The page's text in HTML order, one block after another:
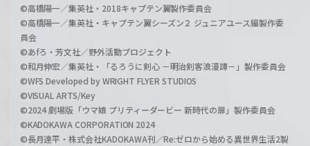
©高橋陽一／集英社・2018キャプテン翼製作委員会
©高橋陽一／集英社・キャプテン翼シーズン２ ジュニアユース編製作委
員会
©あfろ・芳文社／野外活動プロジェクト
©和月伸宏／集英社・「るろうに剣心 －明治剣客浪漫譚－」製作委員会
©WFS Developed by WRIGHT FLYER STUDIOS
©VISUAL ARTS/Key
©2024 劇場版「ウマ娘 プリティーダービー 新時代の扉」製作委員会
©KADOKAWA CORPORATION 2024
©長月達平・株式会社KADOKAWA刊／Re:ゼロから始める異世界生活2製